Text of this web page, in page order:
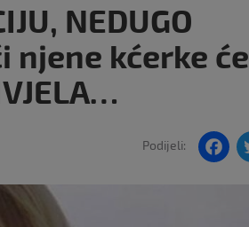
NEDUGO
njene kćerke će
Podijeli:
F